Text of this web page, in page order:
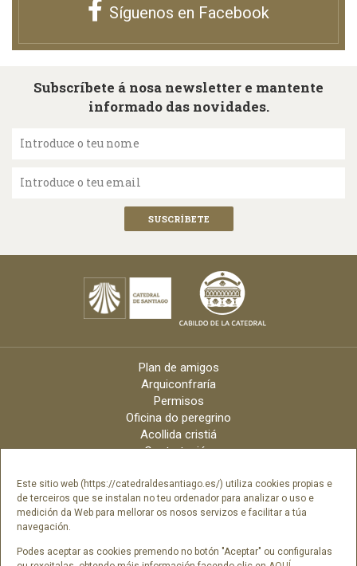
Este sitio web (https://catedraldesantiago.es/) utiliza cookies propias e
de terceiros que se instalan no teu ordenador para analizar o uso e
medición da Web para mellorar os nosos servizos e facilitar a túa
navegación.
Podes aceptar as cookies premendo no botón "Aceptar" ou configuralas
Síguenos en Facebook
Subscríbete á nosa newsletter e mantente
informado das novidades.
Introduce o teu nome
Introduce o teu email
Plan de amigos
Arquiconfraría
Permisos
Oficina do peregrino
Acollida cristiá
Contratación
Arquidiócese
Créditos
Catálogo Dixital